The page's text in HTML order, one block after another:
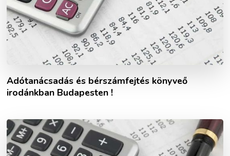
Adótanácsadás és bérszámfejtés könyveő
irodánkban Budapesten !